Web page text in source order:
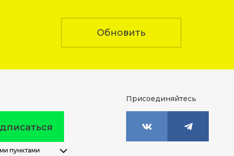
Обновить
пунктами
Присоединяйтесь